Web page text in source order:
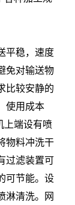
平稳，速度
免对输送物
比较安静的
使用成本
上端设有喷
物料冲洗干
过滤装置可
可节能。设
淋清洗。网